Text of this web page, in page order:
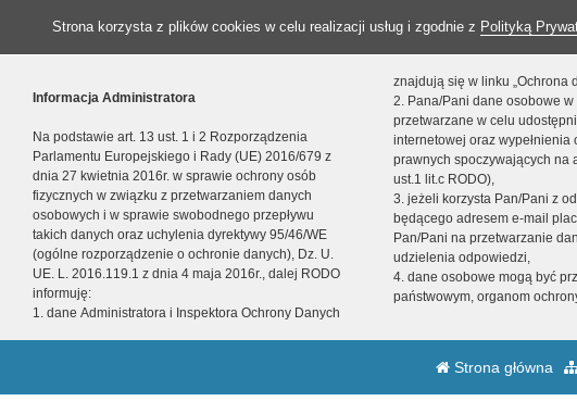
Strona korzysta z plików cookies w celu realizacji usług i zgodnie z Polityką
Informacja Administratora
Na podstawie art. 13 ust. 1 i 2 Rozporządzenia
Parlamentu Europejskiego i Rady (UE) 2016/679 z
dnia 27 kwietnia 2016r. w sprawie ochrony osób
fizycznych w związku z przetwarzaniem danych
osobowych i w sprawie swobodnego przepływu
takich danych oraz uchylenia dyrektywy 95/46/WE
(ogólne rozporządzenie o ochronie danych), Dz. U.
UE. L. 2016.119.1 z dnia 4 maja 2016r., dalej RODO
informuję:
1. dane Administratora i Inspektora Ochrony Danych
znajdują się w linku „Ochrona
2. Pana/Pani dane osobowe w
przetwarzane w celu
internetowej oraz wypełnienia
prawnych spoczywających na
ust.1 lit.c RODO),
3. jeżeli korzysta Pan/Pani z
będącego adresem e-mail
Pan/Pani na przetwarzanie
udzielenia odpowiedzi,
4. dane osobowe mogą być
państwowym, organom
Strona główna